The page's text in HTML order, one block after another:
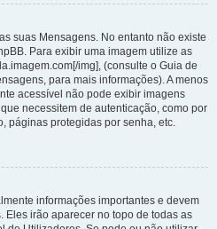
suas Mensagens. No entanto não existe
Para exibir uma imagem utilize as
img], (consulte o Guia de
para mais informações). A menos
acessível não pode exibir imagens
necessitem de autenticação, como por
páginas protegidas por senha, etc.
informações importantes e devem
irão aparecer no topo de todas as